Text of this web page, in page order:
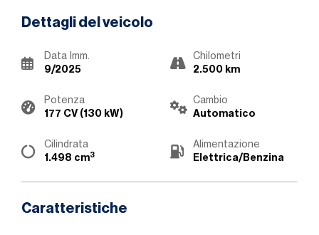
Dettagli del veicolo
Data Imm.
9/2025
Chilometri
2.500 km
Potenza
177 CV (130 kW)
Cambio
Automatico
Cilindrata
1.498 cm3
Alimentazione
Elettrica/Benzina
Caratteristiche